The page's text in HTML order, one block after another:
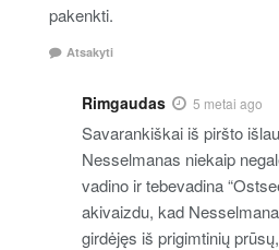
pakenkti.
Atsakyti
Rimgaudas 5 metai ago
Savarankiškai iš piršto
Nesselmanas niekaip
vadino ir tebevadina
akivaizdu, kad
girdėjęs iš prigimtinių